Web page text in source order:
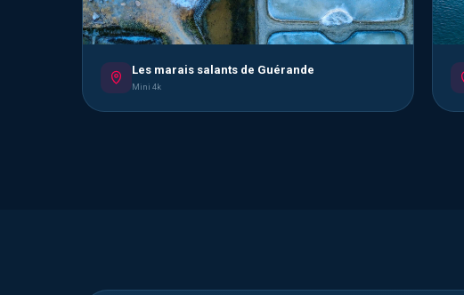
Les marais salants de Guérande
Mini 4k